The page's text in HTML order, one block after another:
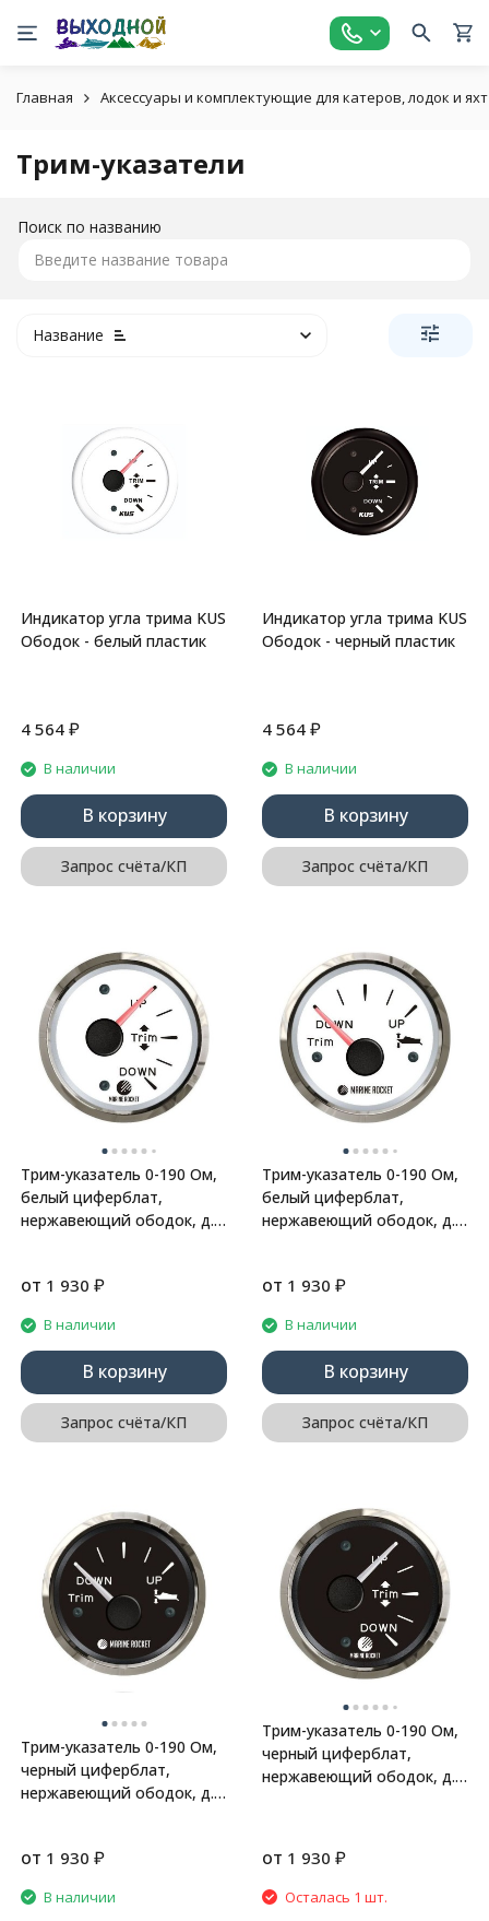
Главная Аксессуары и комплектующие для катеров, лодок и яхт
Трим-указатели
Поиск по названию
Название
Индикатор угла трима KUS
Ободок - белый пластик
4 564 ₽
В наличии
В корзину
Запрос счёта/КП
Индикатор угла трима KUS
Ободок - черный пластик
4 564 ₽
В наличии
В корзину
Запрос счёта/КП
Трим-указатель 0-190 Ом,
белый циферблат,
нержавеющий ободок, д.
от 1 930 ₽
В наличии
В корзину
Запрос счёта/КП
Трим-указатель 0-190 Ом,
белый циферблат,
нержавеющий ободок, д.
от 1 930 ₽
В наличии
В корзину
Запрос счёта/КП
Трим-указатель 0-190 Ом,
черный циферблат,
нержавеющий ободок, д.
от 1 930 ₽
В наличии
Трим-указатель 0-190 Ом,
черный циферблат,
нержавеющий ободок, д.
от 1 930 ₽
Осталась 1 шт.